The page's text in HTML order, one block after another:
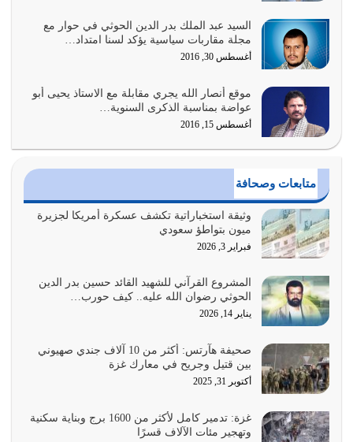
أولياء الشيطان كلما كانوا أكثر ولاءً وطاعة للشيطان كلما كانوا
أكثر ضعفاً
يوليو 30, 2026
وعد الله تعالى من يُقتل في سبيله بالحياة الأبدية والرزق
والاستبشار والنجاة والخلود في…
يوليو 29, 2026
القرآن الكريم هو أهم مصدر لمعرفة رسول الله معرفة سيرته
معرفة شخصيته معرفة عظمته
يوليو 28, 2026
هل نحن من الصالحين؟ قيِّم نفسك هنا اترك القرآن على أصله
وأعرض نفسك، وأعرض ما لديك على…
يوليو 27, 2026
عندما يكون عدوك هو عدو الله معناه أن تكون نقاط الضعف
فيه كثيرة وسينصرك الله عليه إذا…
يوليو 26, 2026
أراد الله لهذه الأمة ان تكون خير امة أخرجت للناس بالنهوض
بالأمر بالمعروف والنهي عن…
يوليو 25, 2026
السيد عبد الملك بدر الدين الحوثي في حوار مع
مجلة مقاربات سياسية يؤكد لسنا امتداد…
أغسطس 30, 2016
موقع أنصار الله يجري مقابلة مع الاستاذ يحيى أبو
عواضة بمناسبة الذكرى السنوية…
أغسطس 15, 2016
متابعات وصحافة
وثيقة استخباراتية تكشف عسكرة أمريكا لجزيرة
ميون بتواطؤ سعودي
فبراير 3, 2026
المشروع القرآني للشهيد القائد حسين بدر الدين
الحوثي رضوان الله عليه.. كيف حورب…
يناير 14, 2026
صحيفة هآرتس: أكثر من 10 آلاف جندي صهيوني
بين قتيل وجريح في معارك غزة
أكتوبر 31, 2025
غزة: تدمير كامل لأكثر من 1600 برج وبناية سكنية
وتهجير مئات الآلاف قسرًا